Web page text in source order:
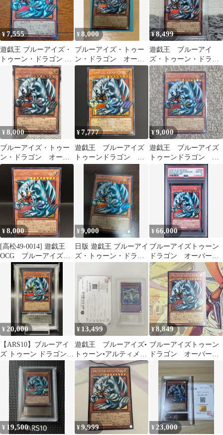
¥7,555
遊戯王 ブルーアイズ・
トゥーン・ドラゴン オ
ーバーフレーム
¥8,000
ブルーアイズ・トゥー
ン・ドラゴン オーバ
ーフレーム【日版】
¥8,499
遊戯王 ブルーアイ
ズ・トゥーン・ドラゴ
ン オーバーフレーム
¥8,000
ブルーアイズ・トゥー
ン・ドラゴン オーバ
ーフレーム シークレ
ット
¥7,777
遊戯王 ブルーアイズ
トゥーンドラゴン オ
ーバーフレーム シー
クレット シク アジ
ア版 RV01-JP008
¥9,000
遊戯王 ブルーアイズ
トゥーンドラゴン オ
ーバーフレーム シーク
レット 日本版
¥8,000
[高松49-0014] 遊戯王
OCG ブルーアイズ・
トゥーン・ドラゴン
RV01-JP008 オーバー
フレームシークレッ
ト REVOLUTION
BOOSTER -トゥーン・
ウィッチクラフト・破
械-[中古/ゆうパケット]
¥9,000
日版 遊戯王 ブルーアイ
ズ・トゥーン・ドラゴ
ン オーバーフレーム
¥66,000
ブルーアイズトゥーン
ドラゴン オーバーフ
レーム PSA10
¥ 20,000
【ARS10】ブルーアイ
ズ トゥーン ドラゴン
オーバーフレーム 遊戯
王 鑑定品
¥ 13,499
遊戯王 ブルーアイズ•
トゥーン•アルティメッ
トドラゴン ARS9 プ
リシク
¥8,849
ブルーアイズトゥーン
ドラゴン オーバーフ
¥ 19,500 ¥9,999 ¥ 23,000